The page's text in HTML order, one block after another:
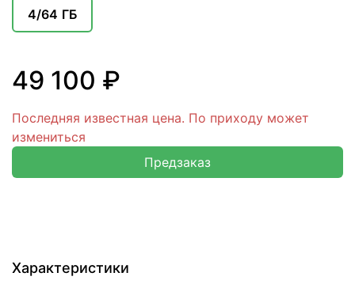
Характеристики
4/64 ГБ
49 100 ₽
Последняя известная цена. По приходу может
измениться
Предзаказ